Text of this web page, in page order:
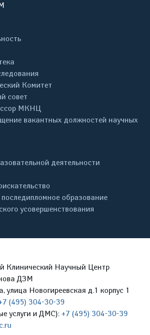
Комитет
совет
МКНЦ
вакантных должностей научных
деятельности
образование
усовершенствования
Клинический Научный Центр
ДЗМ
улица Новогиреевская д.1 корпус 1
(495) 304-30-39
услуги и ДМС): +7 (495) 304-30-39